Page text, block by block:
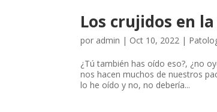
Los crujidos en
por admin | Oct 10, 2022 |
¿Tú también has oído eso?, ¿no
nos hacen muchos de nuestros
lo he oído y no, no debería...